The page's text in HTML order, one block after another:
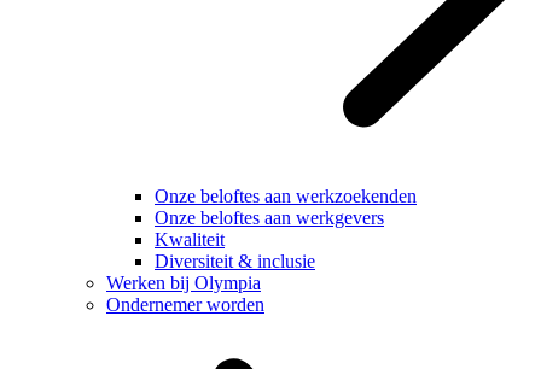
Onze beloftes aan werkzoekenden
Onze beloftes aan werkgevers
Kwaliteit
Diversiteit & inclusie
Werken bij Olympia
Ondernemer worden